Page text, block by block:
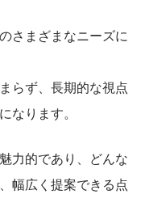
さまざまなニーズに
らず、長期的な視点
なります。
力的であり、どんな
幅広く提案できる点